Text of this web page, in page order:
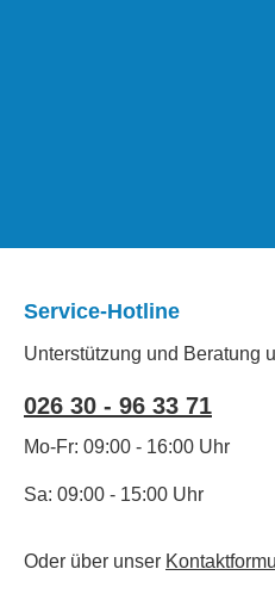
Service-Hotline
Unterstützung und Beratung
026 30 - 96 33 71
Mo-Fr: 09:00 - 16:00 Uhr
Sa: 09:00 - 15:00 Uhr
Oder über unser